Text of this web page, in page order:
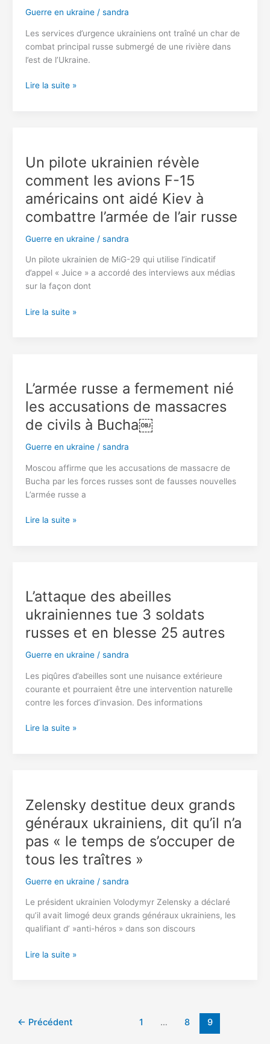
Guerre en ukraine/ sandra
Les services d’urgence ukrainiens ont traîné un char de
combat principal russe submergé de une rivière dans
l’est de l’Ukraine.
Les
russe
submergé
la
rivière.
ce
qu’ils
ont
vu
l’intérieur
Lire la suite »
Un pilote ukrainien révèle
comment les avions F-15
américains ont aidé Kiev à
combattre l’armée de l’air russe
Guerre en ukraine/ sandra
Un pilote ukrainien de MiG-29 qui utilise l’indicatif
d’appel « Juice » a accordé des interviews aux médias
sur la façon dont
Un
avions
F-
15
américains
ont
Kiev
à
combattre
de
Lire la suite »
L’armée russe a fermement nié
les accusations de massacres
de civils à Bucha￼
Guerre en ukraine/ sandra
Moscou affirme que les accusations de massacre de
Bucha par les forces russes sont de fausses nouvelles
L’armée russe a
L’armée
accusations
de
de
civils
Bucha
￼
Lire la suite »
L’attaque des abeilles
ukrainiennes tue 3 soldats
russes et en blesse 25 autres
Guerre en ukraine/ sandra
Les piqûres d’abeilles sont une nuisance extérieure
courante et pourraient être une intervention naturelle
contre les forces d’invasion. Des informations
L’attaque
soldats
russes
et
en
blesse
autres
Lire la suite »
Zelensky destitue deux grands
généraux ukrainiens, dit qu’il n’a
pas « le temps de s’occuper de
tous les traîtres »
Guerre en ukraine/ sandra
Le président ukrainien Volodymyr Zelensky a déclaré
qu’il avait limogé deux grands généraux ukrainiens, les
qualifiant d’ »anti-héros » dans son discours
Zelensky
ukrainiens,
Lire la suite »
← Précédent 1 … 8 9